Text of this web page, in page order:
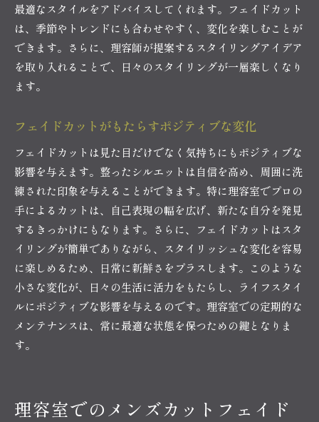
最適なスタイルをアドバイスしてくれます。フェイドカット
は、季節やトレンドにも合わせやすく、変化を楽しむことが
できます。さらに、理容師が提案するスタイリングアイデア
を取り入れることで、日々のスタイリングが一層楽しくなり
ます。
フェイドカットがもたらすポジティブな変化
フェイドカットは見た目だけでなく気持ちにもポジティブな
影響を与えます。整ったシルエットは自信を高め、周囲に洗
練された印象を与えることができます。特に理容室でプロの
手によるカットは、自己表現の幅を広げ、新たな自分を発見
するきっかけにもなります。さらに、フェイドカットはスタ
イリングが簡単でありながら、スタイリッシュな変化を容易
に楽しめるため、日常に新鮮さをプラスします。このような
小さな変化が、日々の生活に活力をもたらし、ライフスタイ
ルにポジティブな影響を与えるのです。理容室での定期的な
メンテナンスは、常に最適な状態を保つための鍵となりま
す。
理容室でのメンズカットフェイド